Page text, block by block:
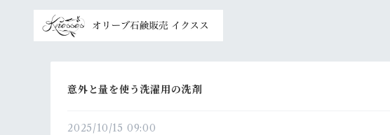
意外と量を使う洗濯用の洗剤
2025/10/15 09:00